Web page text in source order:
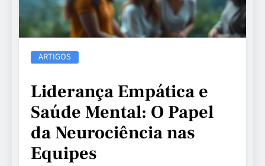
ARTIGOS
Liderança Empática e
Saúde Mental: O Papel
da Neurociência nas
Equipes